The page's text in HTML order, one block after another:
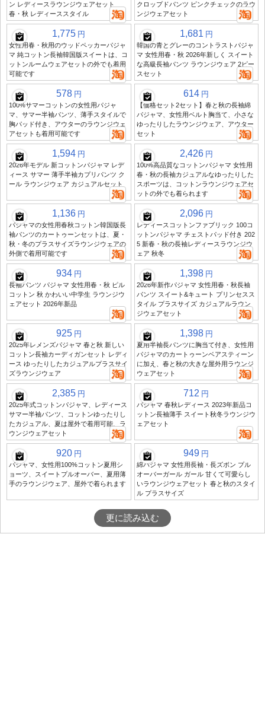
ン レディースラウンジウェアセット
春・秋 レディーススタイル
クロップドパンツ ピンクチェックのラウ
ンジウェアセット
1,775 円
女性用春・秋用のウッドペッカーパジャ
マ 純コットン長袖韓国版スイートは、コ
ットンルームウェアセットの外でも着用
可能です
1,681 円
韓国の青とグレーのコントラストパジャ
マ 女性用春・秋 2026年新しく スイート
な高級長袖パンツ ラウンジウェア 2ピー
スセット
578 円
100%サマーコットンの女性用パジャ
マ、サマー半袖パンツ、薄手スタイルで
胸パッド付き、アウターのラウンジウェ
アセットも着用可能です
614 円
【価格セット2セット】春と秋の長袖綿
パジャマ、女性用ベルト胸当て、小さな
ゆったりしたラウンジウェア、アウター
セット
1,594 円
2026年モデル 新コットンパジャマ レデ
ィース サマー 薄手半袖カプリパンツ ク
ール ラウンジウェア カジュアルセット
2,426 円
100%高品質なコットンパジャマ 女性用
春・秋の長袖カジュアルなゆったりした
スポーツは、コットンラウンジウェアセ
ットの外でも着られます
1,136 円
パジャマの女性用春秋コットン韓国版長
袖パンツのカートゥーンセットは、夏・
秋・冬のプラスサイズラウンジウェアの
外側で着用可能です
2,096 円
レディースコットンファブリック 100コ
ットンパジャマ チェストパッド付き 202
5 新春・秋の長袖レディースラウンジウ
ェア 秋冬
934 円
長袖パンツ パジャマ 女性用春・秋 ピル
コットン 秋 かわいい中学生 ラウンジウ
ェアセット 2026年新品
1,398 円
2026年新作パジャマ 女性用春・秋長袖
パンツ スイート&キュート プリンセスス
タイル プラスサイズ カジュアルラウン
ジウェアセット
925 円
2025年レメンズパジャマ 春と秋 新しい
コットン長袖カーディガンセット レディ
ース ゆったりしたカジュアルプラスサイ
ズラウンジウェア
1,398 円
夏用半袖長パンツに胸当て付き、女性用
パジャマのカートゥーンベアスティーン
に加え、春と秋の大きな屋外用ラウンジ
ウェアセット
2,385 円
2025年式コットンパジャマ、レディース
サマー半袖パンツ、コットンゆったりし
たカジュアル、夏は屋外で着用可能、ラ
ウンジウェアセット
712 円
パジャマ 春秋レディース 2023年新品コ
ットン長袖薄手 スイート秋冬ラウンジウ
ェアセット
920 円
パジャマ、女性用100%コットン夏用シ
ョーツ、スイートプルオーバー、夏用薄
手のラウンジウェア、屋外で着られます
949 円
綿パジャマ 女性用長袖・長ズボン プル
オーバーガール ガール 甘くて可愛らし
いラウンジウェアセット 春と秋のスタイ
ル プラスサイズ
更に読み込む